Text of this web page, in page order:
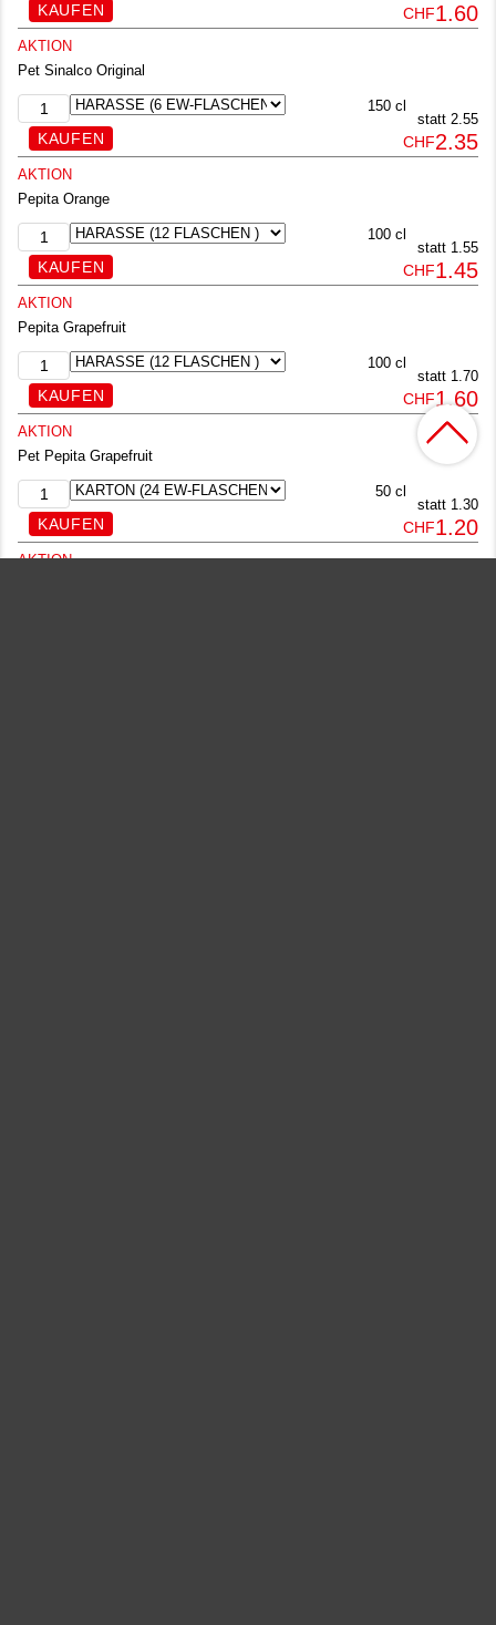
CHF1.60
AKTION
Pet Sinalco Original
150 cl
statt 2.55
CHF2.35
AKTION
Pepita Orange
100 cl
statt 1.55
CHF1.45
AKTION
Pepita Grapefruit
100 cl
statt 1.70
CHF1.60
AKTION
Pet Pepita Grapefruit
50 cl
statt 1.30
CHF1.20
AKTION